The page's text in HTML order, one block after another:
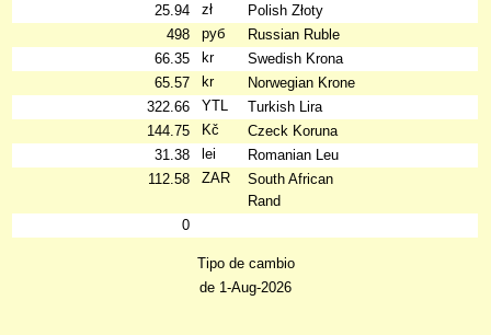
25.94
zł
Polish Złoty
498
руб
Russian Ruble
66.35
kr
Swedish Krona
65.57
kr
Norwegian Krone
322.66
YTL
Turkish Lira
144.75
Kč
Czeck Koruna
31.38
lei
Romanian Leu
112.58
ZAR
South African
Rand
0
Tipo de cambio
de 1-Aug-2026